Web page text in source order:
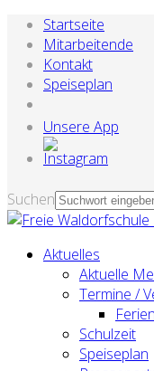
Startseite
Mitarbeitende
Kontakt
Speiseplan
Unsere App
Suchen
Aktuelles
Aktuelle
Termine /
Schulzeit
Speiseplan